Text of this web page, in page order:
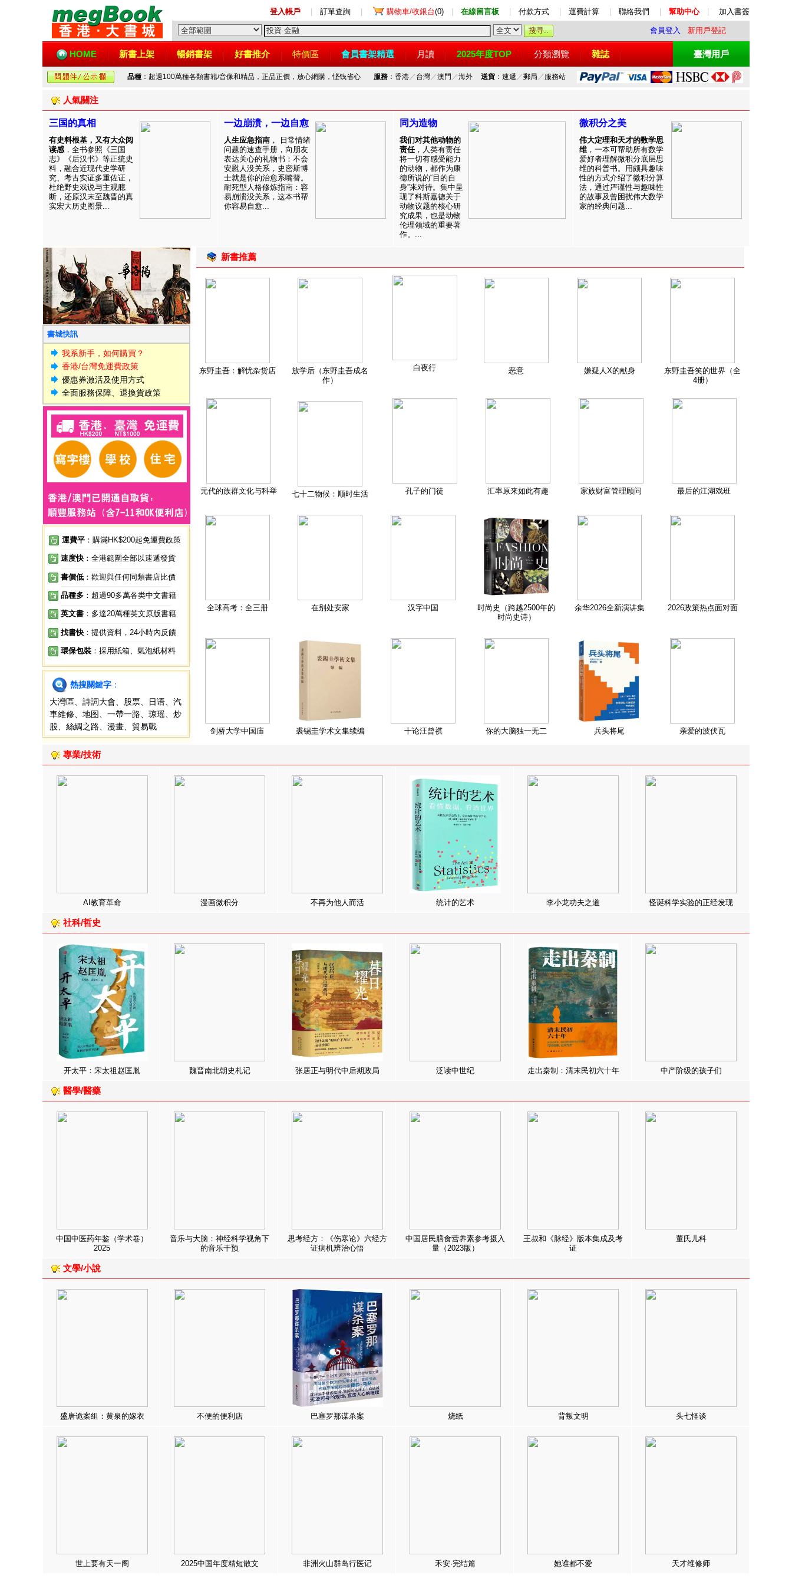
登入帳戶 訂單查詢 購物車/收銀台(0) 在線留言板 付款方式 運費計算 聯絡我們 幫助中心 加入書簽
會員登入 新用戶登記
HOME 新書上架 暢銷書架 好書推介 特價區 會員書架精選 月讀 2025年度TOP 分類瀏覽 雜誌 臺灣用戶
品種 ：超過100萬種各類書籍/音像和精品，正品正價，放心網購，悭钱省心 服務：香港／ 台灣／澳門 ／海外 送貨：速遞 ／郵局 ／ 服務站
人氣關注
三国的真相
有史料根基，又有大众阅
读感 ，全书参照《三国
志》《后汉书》等正统史
料，融合近现代史学研
究、考古实证多重佐证，
杜绝野史戏说与主观臆
断，还原汉末至魏晋的真
实宏大历史图景...
一边崩溃，一边自愈
人生应急指南 ， 日常情绪
问题的速查手册，向朋友
表达关心的礼物书：不会
安慰人没关系，史密斯博
士就是你的治愈系嘴替。
耐死型人格修炼指南：容
易崩溃没关系，这本书帮
你容易自愈...
同为造物
我们对其他动物的
责任，人类有责任
将一切有感受能力
的动物，都作为康
德所说的“目的自
身”来对待。集中呈
现了科斯嘉德关于
动物议题的核心研
究成果，也是动物
伦理领域的重要著
作。...
微积分之美
伟大定理和天才的数学思
维 ，一本可帮助所有数学
爱好者理解微积分底层思
维的科普书。用颇具趣味
性的方式介绍了微积分算
法，通过严谨性与趣味性
的故事及曾困扰伟大数学
家的经典问题...
書城快訊
我系新手，如何購買？
香港/台灣免運費政策
優惠券激活及使用方式
全面服務保障、退換貨政策
運費平 ：購滿HK$200起免運費政策
速度快 ：全港範圍全部以速遞發貨
書價低 ：歡迎與任何同類書店比價
品種多 ：超過90多萬各类中文書籍
英文書 ：多達20萬種英文原版書籍
找書快 ：提供資料，24小時內反饋
環保包裝 ：採用紙箱、氣泡紙材料
熱搜關鍵字 ：
大灣區
詩詞大會 股票 日语
汽
車維修
地图 一帶一路 琼瑶
炒
股
絲綢之路 漫畫 貿易戰
新書推薦
东野圭吾：解忧杂货店
放学后（东野圭吾成名
作）
白夜行 恶意 嫌疑人X的献身
东野圭吾笑的世界（全
4册）
元代的族群文化与科举 七十二物候：顺时生活 孔子的门徒 汇率原来如此有趣 家族财富管理顾问 最后的江湖戏班
全球高考：全三册 在别处安家 汉字中国
时尚史（跨越2500年的
时尚史诗）
余华2026全新演讲集 2026政策热点面对面
剑桥大学中国庙 裘锡圭学术文集续编 十论汪曾祺 你的大脑独一无二 兵头将尾 亲爱的波伏瓦
專業/技術
AI教育革命 漫画微积分 不再为他人而活 统计的艺术 李小龙功夫之道 怪诞科学实验的正经发现
社科/哲史
开太平：宋太祖赵匡胤 魏晋南北朝史札记 张居正与明代中后期政局 泛读中世纪 走出秦制：清末民初六十年 中产阶级的孩子们
醫學/醫藥
中国中医药年鉴（学术卷）
2025
音乐与大脑：神经科学视角下
的音乐干预
思考经方：《伤寒论》六经方
证病机辨治心悟
中国居民膳食营养素参考摄入
量（2023版）
王叔和《脉经》版本集成及考
证
董氏儿科
文學/小說
盛唐诡案组：黄泉的嫁衣 不便的便利店 巴塞罗那谋杀案 烧纸 背叛文明 头七怪谈
世上要有天一阁 2025中国年度精短散文 非洲火山群岛行医记 禾安·完结篇 她谁都不爱 天才维修师